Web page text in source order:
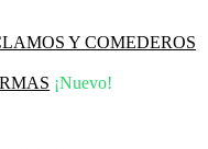
Y COMEDEROS
¡Nuevo!